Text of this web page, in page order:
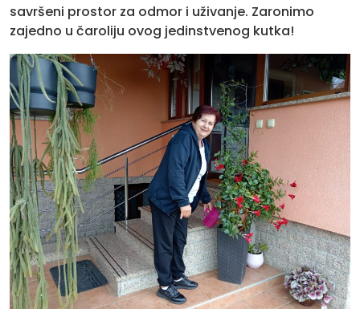
savršeni prostor za odmor i uživanje. Zaronimo
zajedno u čaroliju ovog jedinstvenog kutka!